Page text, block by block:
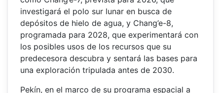
investigará el polo sur lunar en busca de
depósitos de hielo de agua, y Chang’e-8,
programada para 2028, que experimentará con
los posibles usos de los recursos que su
predecesora descubra y sentará las bases para
una exploración tripulada antes de 2030.
Pekín, en el marco de su programa espacial a